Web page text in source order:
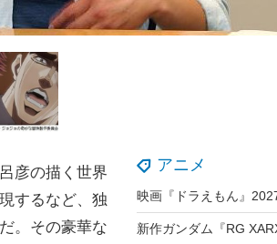
アニメ
彦の描く世界
するなど、独
。その豪華な